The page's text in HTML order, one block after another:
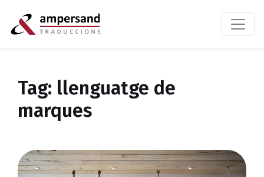
Tag: llenguatge de
marques